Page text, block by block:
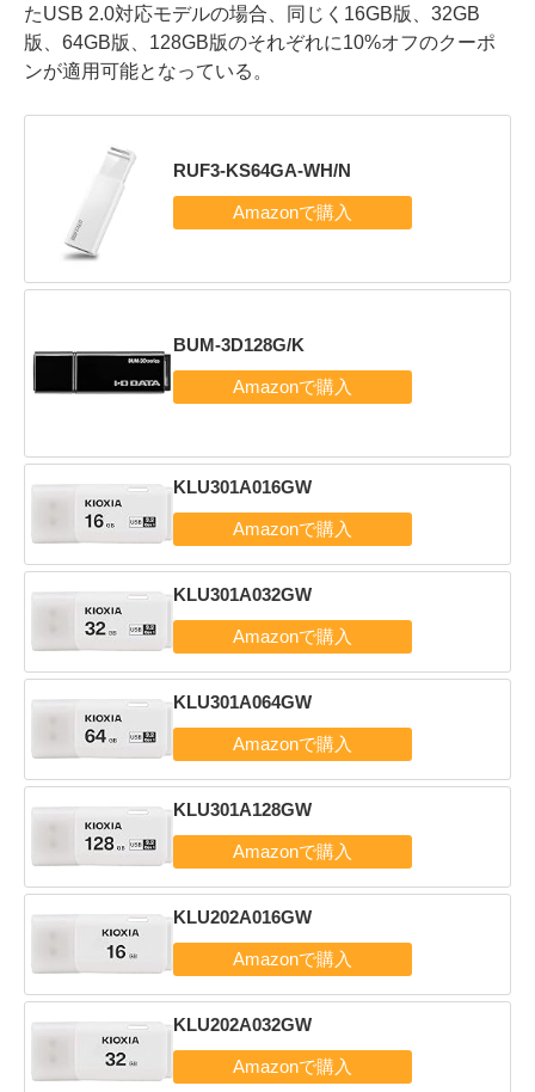
たUSB 2.0対応モデルの場合、同じく16GB版、32GB
版、64GB版、128GB版のそれぞれに10%オフのクーポ
ンが適用可能となっている。
RUF3-KS64GA-WH/N
BUM-3D128G/K
KLU301A016GW
KLU301A032GW
KLU301A064GW
KLU301A128GW
KLU202A016GW
KLU202A032GW